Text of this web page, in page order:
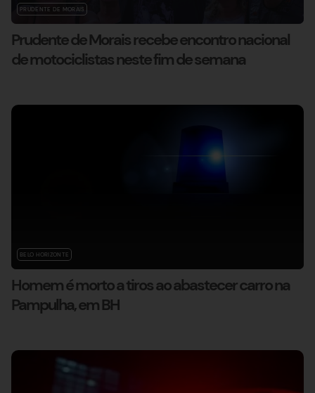
PRUDENTE DE MORAIS
Prudente de Morais recebe encontro nacional
de motociclistas neste fim de semana
BELO HORIZONTE
Homem é morto a tiros ao abastecer carro na
Pampulha, em BH